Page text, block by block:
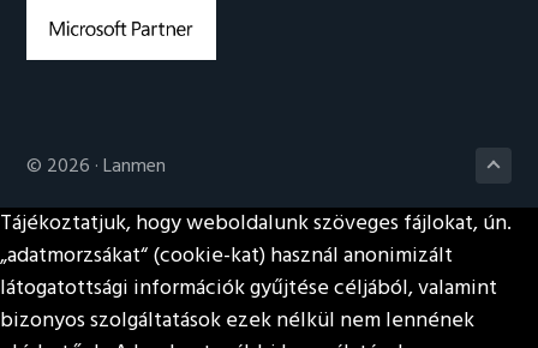
© 2026 ·Lanmen
Tájékoztatjuk, hogy weboldalunk szöveges fájlokat, ún.
„adatmorzsákat“ (cookie-kat) használ anonimizált
látogatottsági információk gyűjtése céljából, valamint
bizonyos szolgáltatások ezek nélkül nem lennének